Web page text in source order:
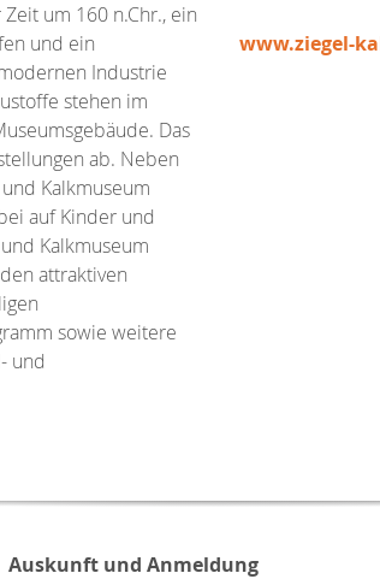
um 160 n.Chr., ein
und ein
Industrie
stehen im
Das
ab. Neben
Kalkmuseum
auf Kinder und
Kalkmuseum
attraktiven
sowie weitere
und
www.ziegel-
Auskunft und Anmeldung